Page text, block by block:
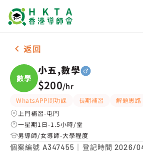
男-1名 小五,數學，屯門 補習推介
返回
數學
小五,數學
$200/hr
WhatsAPP問功課 長期補習 解題思路
上門補習-屯門
一星期1日-1.5小時/堂
男導師/女導師-大學程度
個案編號 A347455 ｜登記時間2026/